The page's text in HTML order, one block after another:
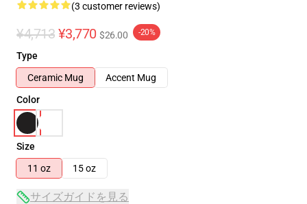
(3 customer reviews)
¥4,713 ¥3,770 $26.00 -20%
Type
Ceramic Mug
Accent Mug
Color
Size
11 oz
15 oz
サイズガイドを見る